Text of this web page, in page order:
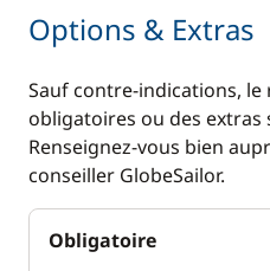
Options & Extras
Sauf contre-indications,
obligatoires ou des extras
Renseignez-vous bien
conseiller GlobeSailor.
Obligatoire